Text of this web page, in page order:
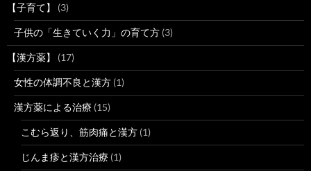
【子育て】 (3)
子供の「生きていく力」の育て方 (3)
【漢方薬】 (17)
女性の体調不良と漢方 (1)
漢方薬による治療 (15)
こむら返り、筋肉痛と漢方 (1)
じんま疹と漢方治療 (1)